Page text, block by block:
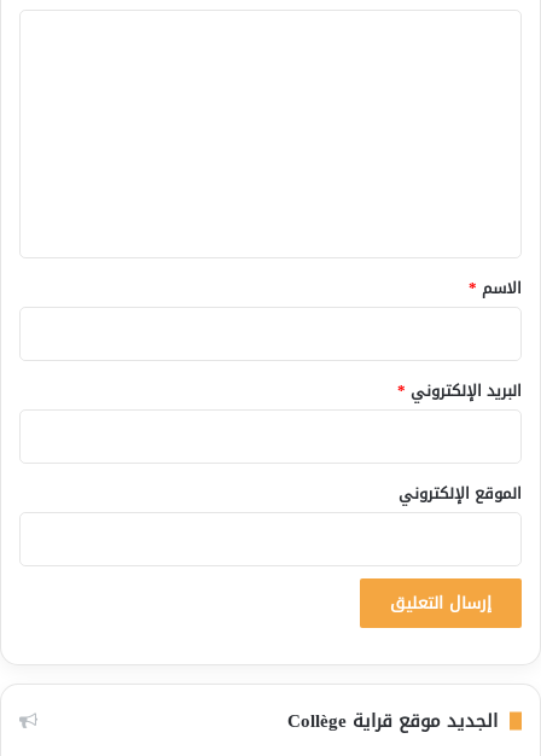
*
الاسم *
البريد الإلكتروني *
الموقع الإلكتروني
الجديد موقع قراية Collège